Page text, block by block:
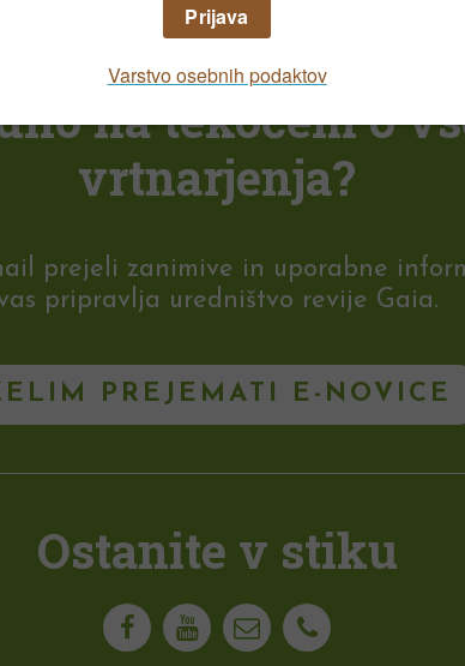
na tekočem o
vrtnarjenja?
prejeli zanimive in uporabne
pripravlja uredništvo revije Gaia.
PREJEMATI E-NOVICE
Ostanite v stiku